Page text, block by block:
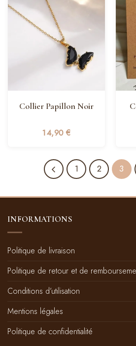
Collier Papillon Noir
14,90€
1 2 3
INFORMATIONS
Politique de livraison
Politique de retour et de
Conditions d’utilisation
Mentions légales
Politique de confidentialité